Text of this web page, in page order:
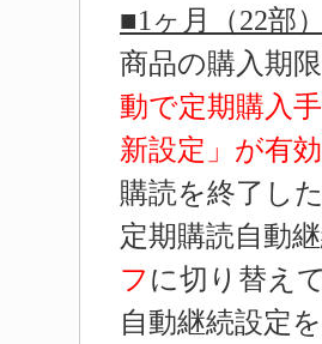
■1ヶ月（22部
商品の購入期
動で定期購入
新設定」が有効
購読を終了し
定期購読自動
フ に切り替え
自動継続設定